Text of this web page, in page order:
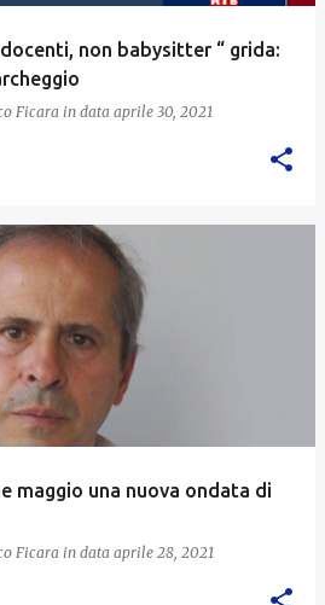
non babysitter “ grida:
Ficara in data aprile 30, 2021
maggio una nuova ondata di
Ficara in data aprile 28, 2021